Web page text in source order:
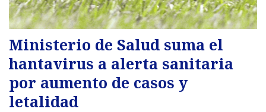
Ministerio de Salud suma el
hantavirus a alerta sanitaria
por aumento de casos y
letalidad